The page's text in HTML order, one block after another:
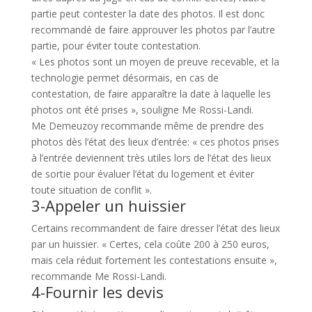
partie peut contester la date des photos. Il est donc
recommandé de faire approuver les photos par l’autre
partie, pour éviter toute contestation.
« Les photos sont un moyen de preuve recevable, et la
technologie permet désormais, en cas de
contestation, de faire apparaître la date à laquelle les
photos ont été prises », souligne Me Rossi-Landi.
Me Demeuzoy recommande même de prendre des
photos dès l’état des lieux d’entrée: « ces photos prises
à l’entrée deviennent très utiles lors de l’état des lieux
de sortie pour évaluer l’état du logement et éviter
toute situation de conflit ».
3-Appeler un huissier
Certains recommandent de faire dresser l’état des lieux
par un huissier. « Certes, cela coûte 200 à 250 euros,
mais cela réduit fortement les contestations ensuite »,
recommande Me Rossi-Landi.
4-Fournir les devis